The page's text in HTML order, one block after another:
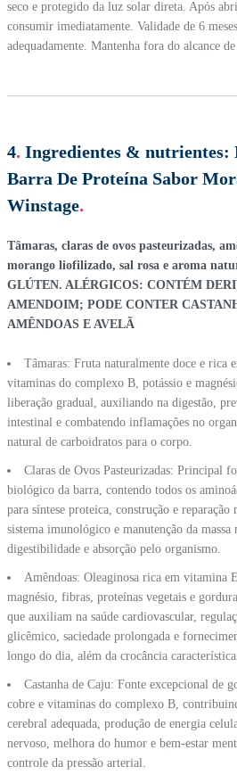
seco e protegido da luz solar direta. Após
consumir imediatamente. Validade de 6
adequadamente. Mantenha fora do alcance
4. Ingredientes & nutrientes:
Barra De Proteína Sabor
Winstage.
Tâmaras, claras de ovos pasteurizadas,
morango liofilizado, sal rosa e aroma
GLÚTEN. ALÉRGICOS: CONTÉM
AMENDOIM; PODE CONTER
AMÊNDOAS E AVELÃ
Tâmaras: Fruta naturalmente doce e rica
vitaminas do complexo B, potássio e
liberação gradual, auxiliando na digestão,
intestinal e combatendo inflamações no
natural de carboidratos para o corpo.
Claras de Ovos Pasteurizadas: Principal
biológico da barra, contendo todos os
para síntese proteica, construção e
sistema imunológico e manutenção da massa
digestibilidade e absorção pelo organismo.
Amêndoas: Oleaginosa rica em vitamina
magnésio, fibras, proteínas vegetais e
que auxiliam na saúde cardiovascular,
glicêmico, saciedade prolongada e
longo do dia, além da crocância característica.
Castanha de Caju: Fonte excepcional de
cobre e vitaminas do complexo B,
cerebral adequada, produção de energia
nervoso, melhora do humor e bem-estar
controle da pressão arterial.